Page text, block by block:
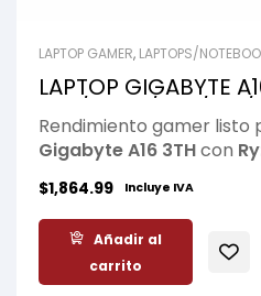
LAPTOP GAMER, LAPTOPS/
LAPTOP GIGABYTE
W11/ BLACK
Rendimiento gamer listo
Gigabyte A16 3THcon
potencia fluida para
de contenido y multitarea
de 16” brinda una
velocidad constante,
$1,864.99 Incluye IVA
Añadir al
carrito